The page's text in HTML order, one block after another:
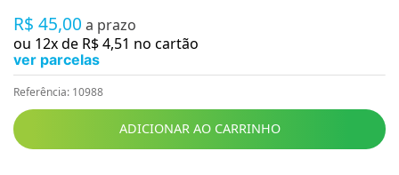
R$ 45,00 a prazo
ou 12x de R$4,51 no cartão
ver parcelas
Referência: 10988
ADICIONAR AO CARRINHO